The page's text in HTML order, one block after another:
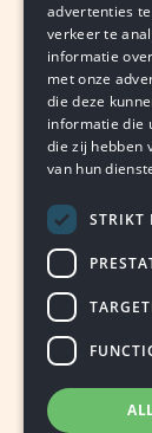
VAN ONZE
augustus 6,
advertenties
verkeer te
informatie
met onze
die deze
informatie die
die zij hebben
van hun
STRIKT